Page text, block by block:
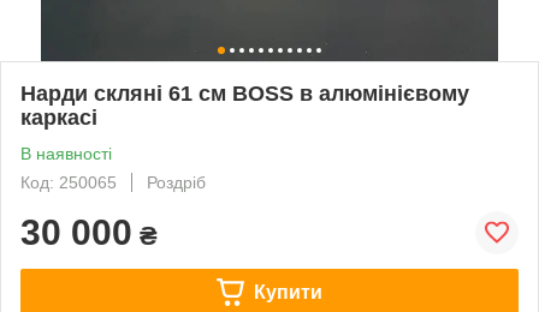
Нарди скляні 61 см BOSS в алюмінієвому
каркасі
В наявності
Код: 250065
Роздріб
30 000 ₴
Купити